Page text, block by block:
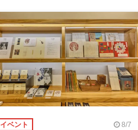
イベント 8/7